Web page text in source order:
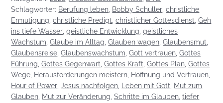
–
aber
nicht
ohne
Gott
Menge
Schlagwörter: Berufung leben Bobby Schuller ,christliche
Ermutigung ,christliche Predigt ,christlicher Gottesdienst ,Geh
ins tiefe Wasser ,geistliche Entwicklung ,geistliches
Wachstum ,Glaube im Alltag ,Glauben wagen ,Glaubensmut
Glaubensreise ,Glaubenswachstum ,Gott vertrauen ,Gottes
Führung ,Gottes Gegenwart ,Gottes Kraft ,Gottes Plan ,Gottes
Wege Herausforderungen meistern Hoffnung und Vertrauen
Hour of Power ,Jesus nachfolgen Leben mit Gott
Mut zum
Glauben Mut zur Veränderung ,Schritte im Glauben ,tiefer